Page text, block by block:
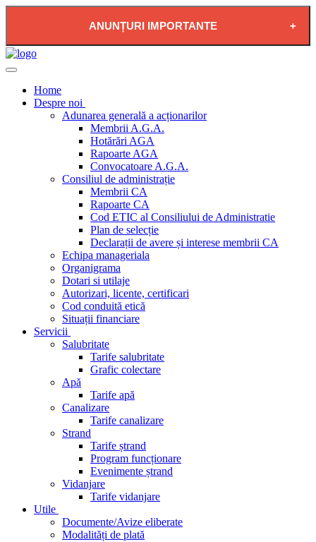
ANUNȚURI IMPORTANTE
NEAGRĂ
Home
Despre noi
Adunarea generală a acționarilor
Membrii A.G.A.
Hotărări AGA
Rapoarte AGA
Convocatoare A.G.A.
Consiliul de administrație
Membrii CA
Rapoarte CA
Cod ETIC al Consiliului de Administratie
Plan de selecție
Declarații de avere și interese membrii CA
Echipa manageriala
Organigrama
Dotari si utilaje
Autorizari, licente, certificari
Cod conduită etică
Situații financiare
Servicii
Salubritate
Tarife salubritate
Grafic colectare
Apă
Tarife apă
Canalizare
Tarife canalizare
Strand
Tarife ștrand
Program funcționare
Evenimente ștrand
Vidanjare
Tarife vidanjare
Utile
Documente/Avize eliberate
Modalități de plată